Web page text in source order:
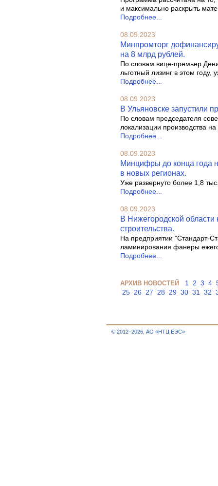
и максимально раскрыть
Подробнее...
08.09.2023
Минпромторг
на 8 млрд рублей.
По словам вице-премьер
льготный лизинг в этом году,
Подробнее...
08.09.2023
В Ульяновске запустили
По словам председателя
локализации производства
Подробнее...
08.09.2023
Минцифры до конца года
в новых регионах.
Уже развернуто более 1,8
Подробнее...
08.09.2023
В Нижегородской
строительства.
На предприятии "Стандарт-
ламинирования фанеры
Подробнее...
АРХИВ НОВОСТЕЙ 1 2 3 4
25 26 27 28 29 30 31 32
© 2012–2026, АО «НТЦ ЕЭС»